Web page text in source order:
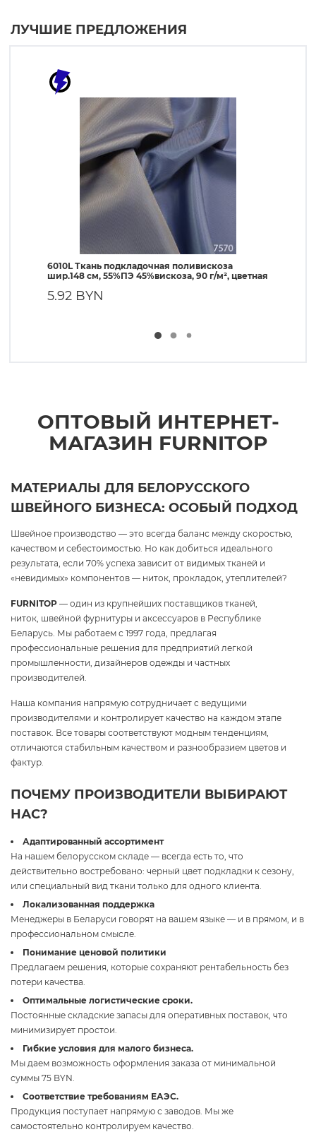
ЛУЧШИЕ ПРЕДЛОЖЕНИЯ
6010L Ткань подкладочная поливискоза
шир.148 см, 55%ПЭ 45%вискоза, 90 г/м², цветная
5.92 BYN
ОПТОВЫЙ ИНТЕРНЕТ-
МАГАЗИН FURNITOP
МАТЕРИАЛЫ ДЛЯ БЕЛОРУССКОГО
ШВЕЙНОГО БИЗНЕСА: ОСОБЫЙ ПОДХОД
Швейное производство — это всегда баланс между скоростью,
качеством и себестоимостью. Но как добиться идеального
результата, если 70% успеха зависит от видимых тканей и
«невидимых» компонентов — ниток, прокладок, утеплителей?
FURNITOP — один из крупнейших поставщиков тканей,
ниток, швейной фурнитуры и аксессуаров в Республике
Беларусь. Мы работаем с 1997 года, предлагая
профессиональные решения для предприятий легкой
промышленности, дизайнеров одежды и частных
производителей.
Наша компания напрямую сотрудничает с ведущими
производителями и контролирует качество на каждом этапе
поставок. Все товары соответствуют модным тенденциям,
отличаются стабильным качеством и разнообразием цветов и
фактур.
ПОЧЕМУ ПРОИЗВОДИТЕЛИ ВЫБИРАЮТ
НАС?
Адаптированный ассортимент
На нашем белорусском складе — всегда есть то, что
действительно востребовано: черный цвет подкладки к сезону,
или специальный вид ткани только для одного клиента.
Локализованная поддержка
Менеджеры в Беларуси говорят на вашем языке — и в прямом, и в
профессиональном смысле.
Понимание ценовой политики
Предлагаем решения, которые сохраняют рентабельность без
потери качества.
Оптимальные логистические сроки.
Постоянные складские запасы для оперативных поставок, что
минимизирует простои.
Гибкие условия для малого бизнеса.
Мы даем возможность оформления заказа от минимальной
суммы 75 BYN.
Соответствие требованиям ЕАЭС.
Продукция поступает напрямую с заводов. Мы же
самостоятельно контролируем качество.